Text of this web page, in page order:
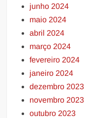
junho 2024
maio 2024
abril 2024
março 2024
fevereiro 2024
janeiro 2024
dezembro 2023
novembro 2023
outubro 2023